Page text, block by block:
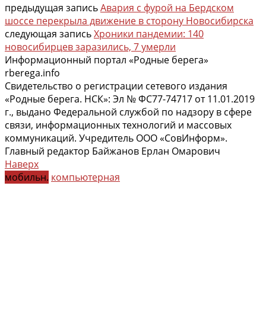
предыдущая записьАвария с фурой на Бердском
шоссе перекрыла движение в сторону Новосибирска
следующая записьХроники пандемии: 140
новосибирцев заразились, 7 умерли
Информационный портал «Родные берега»
rberega.info
Свидетельство о регистрации сетевого издания
«Родные берега. НСК»: Эл № ФС77-74717 от 11.01.2019
г., выдано Федеральной службой по надзору в сфере
связи, информационных технологий и массовых
коммуникаций. Учредитель ООО «СовИнформ».
Главный редактор Байжанов Ерлан Омарович
Наверх
мобильн. компьютерная